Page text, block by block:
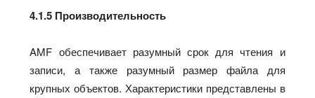
4.1.5 Производительность
AMF обеспечивает разумный срок для чтения и
записи, а также разумный размер файла для
крупных объектов. Характеристики представлены в